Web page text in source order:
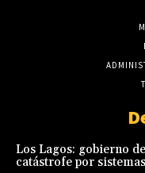
Los Lagos: gobierno
catástrofe por